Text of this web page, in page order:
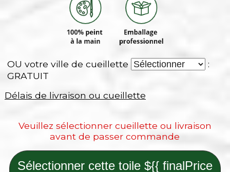
OU votre ville de cueillette
:
GRATUIT
Délais de livraison ou cueillette
Veuillez sélectionner cueillette ou livraison
avant de passer commande
Sélectionner cette toile ${{ finalPrice